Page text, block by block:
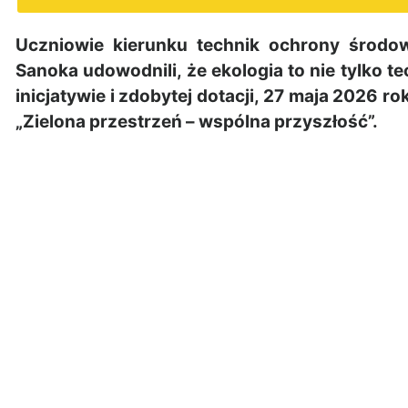
Uczniowie kierunku technik ochrony
Sanoka udowodnili, że ekologia to nie tylko
inicjatywie i zdobytej dotacji, 27 maja 2026
„Zielona przestrzeń – wspólna przyszłość”.